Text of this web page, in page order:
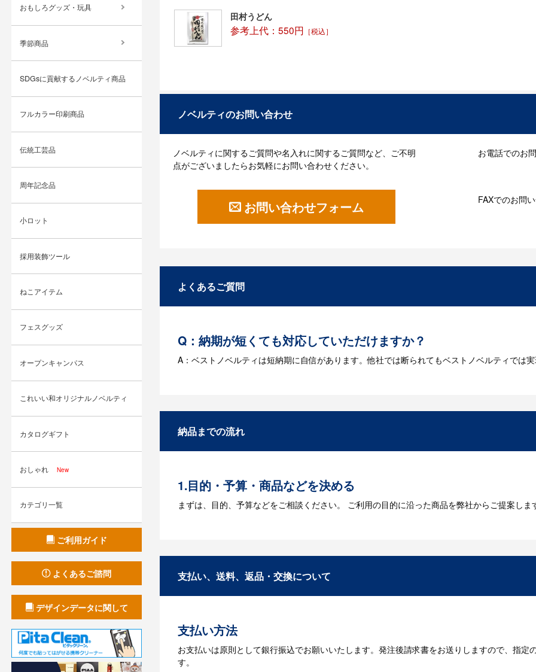
田村うどん
参考上代：550円 ［税込］
ノベルティのお問い合わせ
ノベルティに関するご質問や名入れに関するご質問など、ご不明
点がございましたらお気軽にお問い合わせください。
お問い合わせフォーム
お電話でのお
FAXでのお問
よくあるご質問
Q：納期が短くても対応していただけますか？
A：ベストノベルティは短納期に自信があります。他社では断られてもベストノベルティでは
納品までの流れ
1.目的・予算・商品などを決める
まずは、目的、予算などをご相談ください。 ご利用の目的に沿った商品を弊社からご提案しま
3.発注・データ入稿
お見積書を元に、製作が決定しましたら、ご注文書をお送りします。
4.納品
【名入れをする場合】データのご入稿後３週間程度で納品となります。
【名入れなしの場合】在庫がある場合、3～5営業日程度で納品となります。
支払い、送料、返品・交換について
支払い方法
お支払いは原則として銀行振込でお願いいたします。発注後請求書をお送りしますので、指
す。
おもしろグッズ・玩具
季節商品
SDGsに貢献するノベルティ商品
フルカラー印刷商品
伝統工芸品
周年記念品
小ロット
採用装飾ツール
ねこアイテム
フェスグッズ
オープンキャンパス
これいい和オリジナルノベルティ
カタログギフト
おしゃれ New
カテゴリ一覧
ご利用ガイド
よくあるご諮問
デザインデータに関して